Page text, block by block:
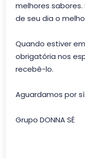
melhores
de seu dia o
Quando estiver
obrigatória nos
recebê-lo.
Aguardamos por sí.
Grupo DONNA SÉ